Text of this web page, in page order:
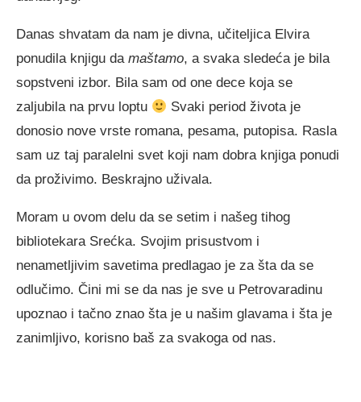
Danas shvatam da nam je divna, učiteljica Elvira
ponudila knjigu da maštamo, a svaka sledeća je bila
sopstveni izbor. Bila sam od one dece koja se
zaljubila na prvu loptu
Svaki period života je
donosio nove vrste romana, pesama, putopisa. Rasla
sam uz taj paralelni svet koji nam dobra knjiga ponudi
da proživimo. Beskrajno uživala.
Moram u ovom delu da se setim i našeg tihog
bibliotekara Srećka. Svojim prisustvom i
nenametljivim savetima predlagao je za šta da se
odlučimo. Čini mi se da nas je sve u Petrovaradinu
upoznao i tačno znao šta je u našim glavama i šta je
zanimljivo, korisno baš za svakoga od nas.